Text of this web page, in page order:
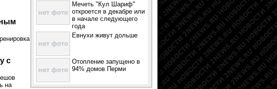
с
на
Мечеть "Кул Шариф"
откроется в декабре или
в начале следующего
года
Евнухи живут дольше
Отопление запущено в
94% домов Перми